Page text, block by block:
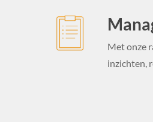
Met onze
inzichten,